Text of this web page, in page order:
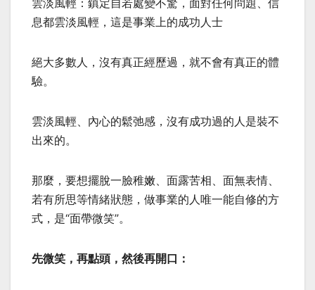
息都雲淡風輕，這是事業上的成功人士
絕大多數人，沒有真正經歷過，就不會有真正的體
驗。
雲淡風輕、內心的鬆弛感，沒有成功過的人是裝不
出來的。
那麼，要想擺脫一臉稚嫩、面露苦相、面無表情、
若有所思等情緒狀態，做事業的人唯一能自修的方
式，是“面帶微笑”。
先微笑，再點頭，然後再開口：